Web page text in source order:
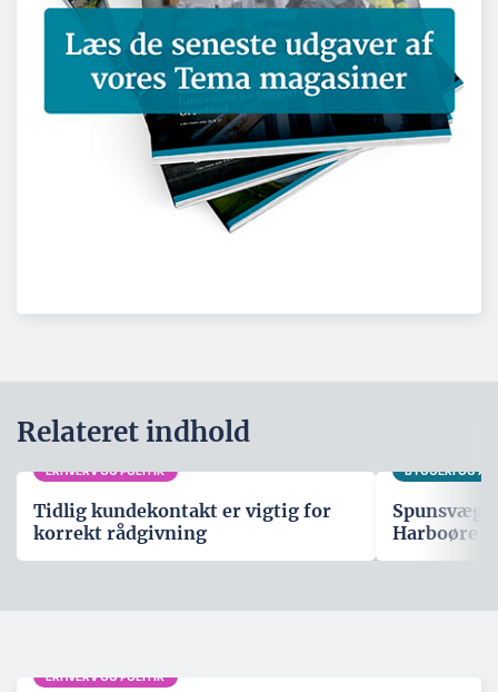
Relateret indhold
ERHVERV OG POLITIK
Tidlig kundekontakt er vigtig for
korrekt rådgivning
BYGGERI OG
Spunsvæg
Harboøre
ERHVERV OG POLITIK